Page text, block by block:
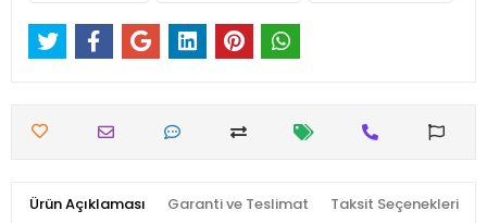
Ürün Açıklaması Garanti ve Teslimat Taksit Seçenekleri